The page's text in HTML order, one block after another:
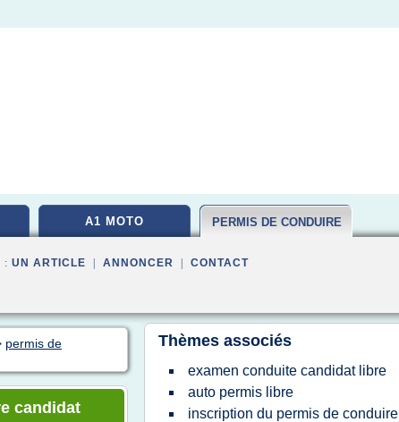
A1 MOTO PERMIS DE CONDUIRE
: UN ARTICLE ANNONCER CONTACT
permis de
candidat
Thèmes associés
examen conduite candidat libre
auto permis libre
inscription du permis de conduire